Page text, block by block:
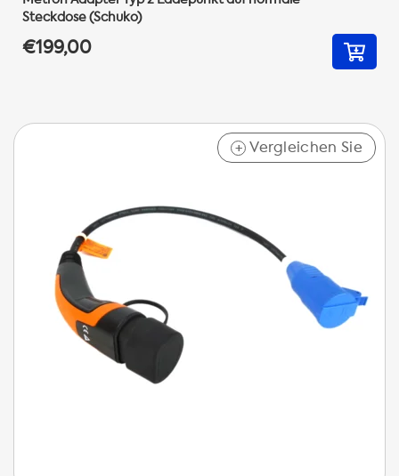
Steckdose (Schuko)
€199,00
+ Vergleichen Sie